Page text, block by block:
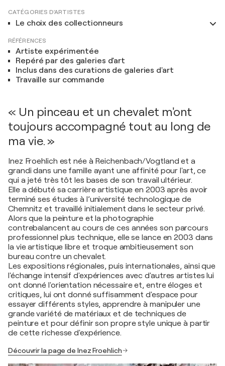
CATÉGORIES D'ARTISTES
Le choix des collectionneurs
RÉFÉRENCES
Artiste expérimentée
Repéré par des galeries d'art
Inclus dans des curations de galeries d'art
Travaille sur commande
« Un pinceau et un chevalet m'ont
toujours accompagné tout au long de
ma vie. »
Inez Froehlich est née à Reichenbach/Vogtland et a
grandi dans une famille ayant une affinité pour l'art, ce
qui a jeté très tôt les bases de son travail ultérieur.
Elle a débuté sa carrière artistique en 2003 après avoir
terminé ses études à l’université technologique de
Chemnitz et travaillé initialement dans le secteur privé.
Alors que la peinture et la photographie
contrebalancent au cours de ces années son parcours
professionnel plus technique, elle se lance en 2003 dans
la vie artistique libre et troque ambitieusement son
bureau contre un chevalet.
Les expositions régionales, puis internationales, ainsi que
l'échange intensif d'expériences avec d'autres artistes lui
ont donné l'orientation nécessaire et, entre éloges et
critiques, lui ont donné suffisamment d'espace pour
essayer différents styles, apprendre à manipuler une
grande variété de matériaux et de techniques de
peinture et pour définir son propre style unique à partir
de cette richesse d'expérience.
Découvrir la page de Inez Froehlich